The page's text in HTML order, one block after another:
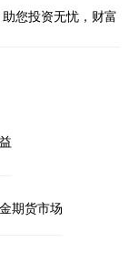
您投资无忧，财富
期货市场